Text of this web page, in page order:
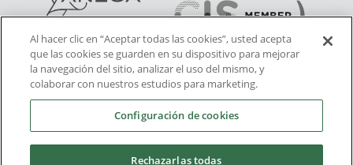
Al hacer clic en “Aceptar todas las cookies”, usted acepta
que las cookies se guarden en su dispositivo para mejorar
la navegación del sitio, analizar el uso del mismo, y
colaborar con nuestros estudios para marketing.
Configuración de cookies
Rechazarlas todas